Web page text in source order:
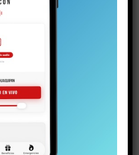
una responsabilidad de